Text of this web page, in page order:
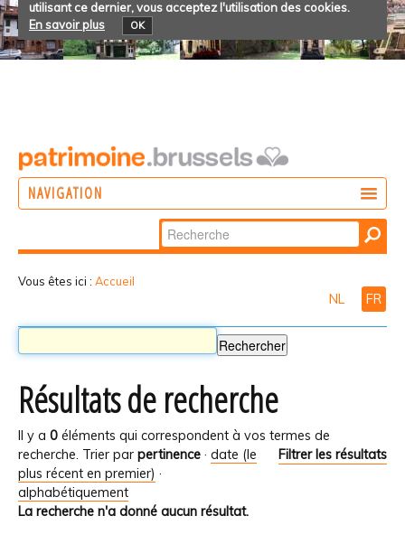
utilisant ce dernier, vous acceptez l'utilisation des cookies.
En savoir plus
OK
NAVIGATION
Chercher par
Recherche
Vous êtes ici : Accueil
NL FR
Résultats de recherche
Il y a 0 éléments qui correspondent à vos termes de
recherche.
Filtrer les résultats
Trier par pertinence · date (le
plus récent en premier) ·
alphabétiquement
La recherche n'a donné aucun résultat.